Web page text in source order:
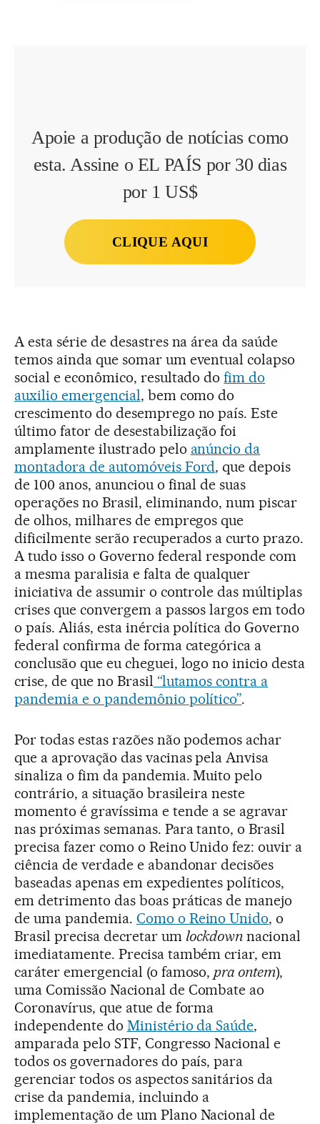
Apoie a produção de notícias como
esta. Assine o EL PAÍS por 30 dias
por 1 US$
CLIQUE AQUI
A esta série de desastres na área da saúde
temos ainda que somar um eventual colapso
social e econômico, resultado dofim do
auxilio emergencial, bem como do
crescimento do desemprego no país. Este
último fator de desestabilização foi
amplamente ilustrado pelo anúncio da
montadora de automóveis Ford, que depois
de 100 anos, anunciou o final de suas
operações no Brasil, eliminando, num piscar
de olhos, milhares de empregos que
dificilmente serão recuperados a curto prazo.
A tudo isso o Governo federal responde com
a mesma paralisia e falta de qualquer
iniciativa de assumir o controle das múltiplas
crises que convergem a passos largos em todo
o país. Aliás, esta inércia política do Governo
federal confirma de forma categórica a
conclusão que eu cheguei, logo no inicio desta
crise, de que no Brasil “lutamos contra a
pandemia e o pandemônio político”.
Por todas estas razões não podemos achar
que a aprovação das vacinas pela Anvisa
sinaliza o fim da pandemia. Muito pelo
contrário, a situação brasileira neste
momento é gravíssima e tende a se agravar
nas próximas semanas. Para tanto, o Brasil
precisa fazer como o Reino Unido fez: ouvir a
ciência de verdade e abandonar decisões
baseadas apenas em expedientes políticos,
em detrimento das boas práticas de manejo
de uma pandemia. Como o Reino Unido, o
Brasil precisa decretar um lockdown nacional
imediatamente. Precisa também criar, em
caráter emergencial (o famoso, pra ontem),
uma Comissão Nacional de Combate ao
Coronavírus, que atue de forma
independente do Ministério da Saúde,
amparada pelo STF, Congresso Nacional e
todos os governadores do país, para
gerenciar todos os aspectos sanitários da
crise da pandemia, incluindo a
implementação de um Plano Nacional de